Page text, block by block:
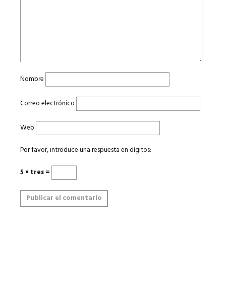
Nombre
Correo electrónico
Web
Por favor, introduce una respuesta en dígitos:
5 × tres =